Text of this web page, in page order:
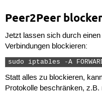
Peer2Peer
Jetzt lassen sich durch
Verbindungen blockieren:
sudo iptables -A
Statt alles zu blockieren,
Protokolle beschränken,